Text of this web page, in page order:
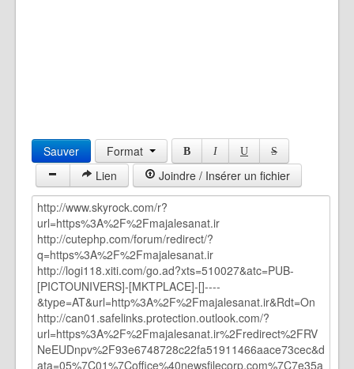
Sauver Format B I U S
Lien Joindre / Insérer un fichier